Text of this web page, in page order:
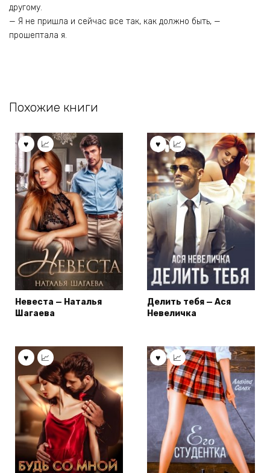
другому.
— Я не пришла и сейчас все так, как должно быть, —
прошептала я.
Похожие книги
Невеста — Наталья
Шагаева
Делить тебя — Ася
Невеличка